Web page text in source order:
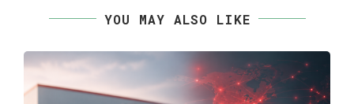
YOU MAY ALSO LIKE